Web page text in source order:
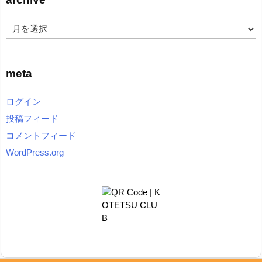
g
r
i
e
meta
ログイン
投稿フィード
コメントフィード
WordPress.org